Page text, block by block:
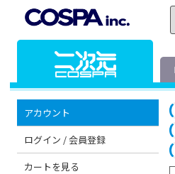
アカウント
ログイン / 会員登録
カートを見る